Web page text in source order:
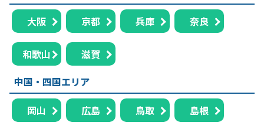
大阪 京都 兵庫 奈良
和歌山
滋賀
中国・四国エリア
岡山 広島 鳥取 島根